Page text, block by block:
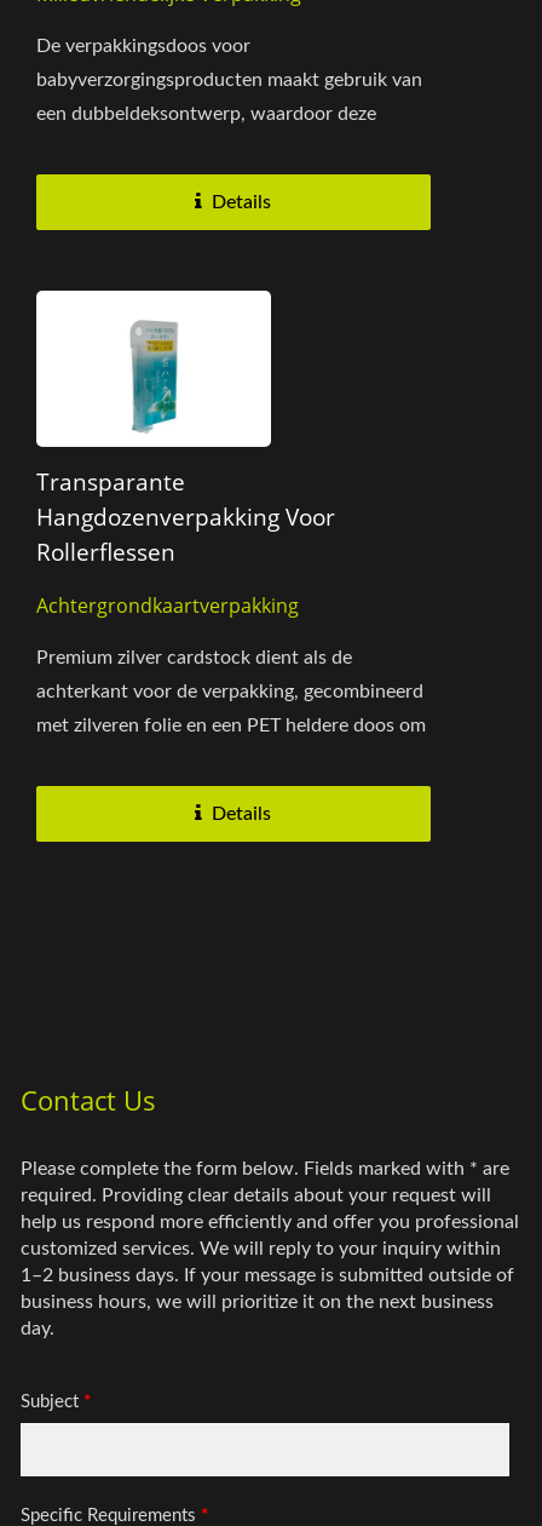
De verpakkingsdoos voor
babyverzorgingsproducten maakt gebruik van
een dubbeldeksontwerp, waardoor deze
structurele...
Details
Transparante
Hangdozenverpakking Voor
Rollerflessen
Achtergrondkaartverpakking
Premium zilver cardstock dient als de
achterkant voor de verpakking, gecombineerd
met zilveren folie en een PET heldere doos om
Details